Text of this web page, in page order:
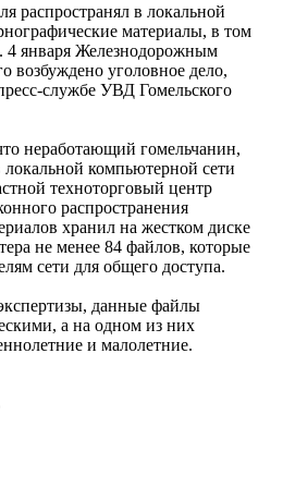
распространял в локальной
материалы, в том
4 января Железнодорожным
уголовное дело,
службе УВД Гомельского
неработающий гомельчанин,
локальной компьютерной сети
техноторговый центр
распространения
хранил на жестком диске
не менее 84 файлов, которые
сети для общего доступа.
данные файлы
а на одном из них
и малолетние.